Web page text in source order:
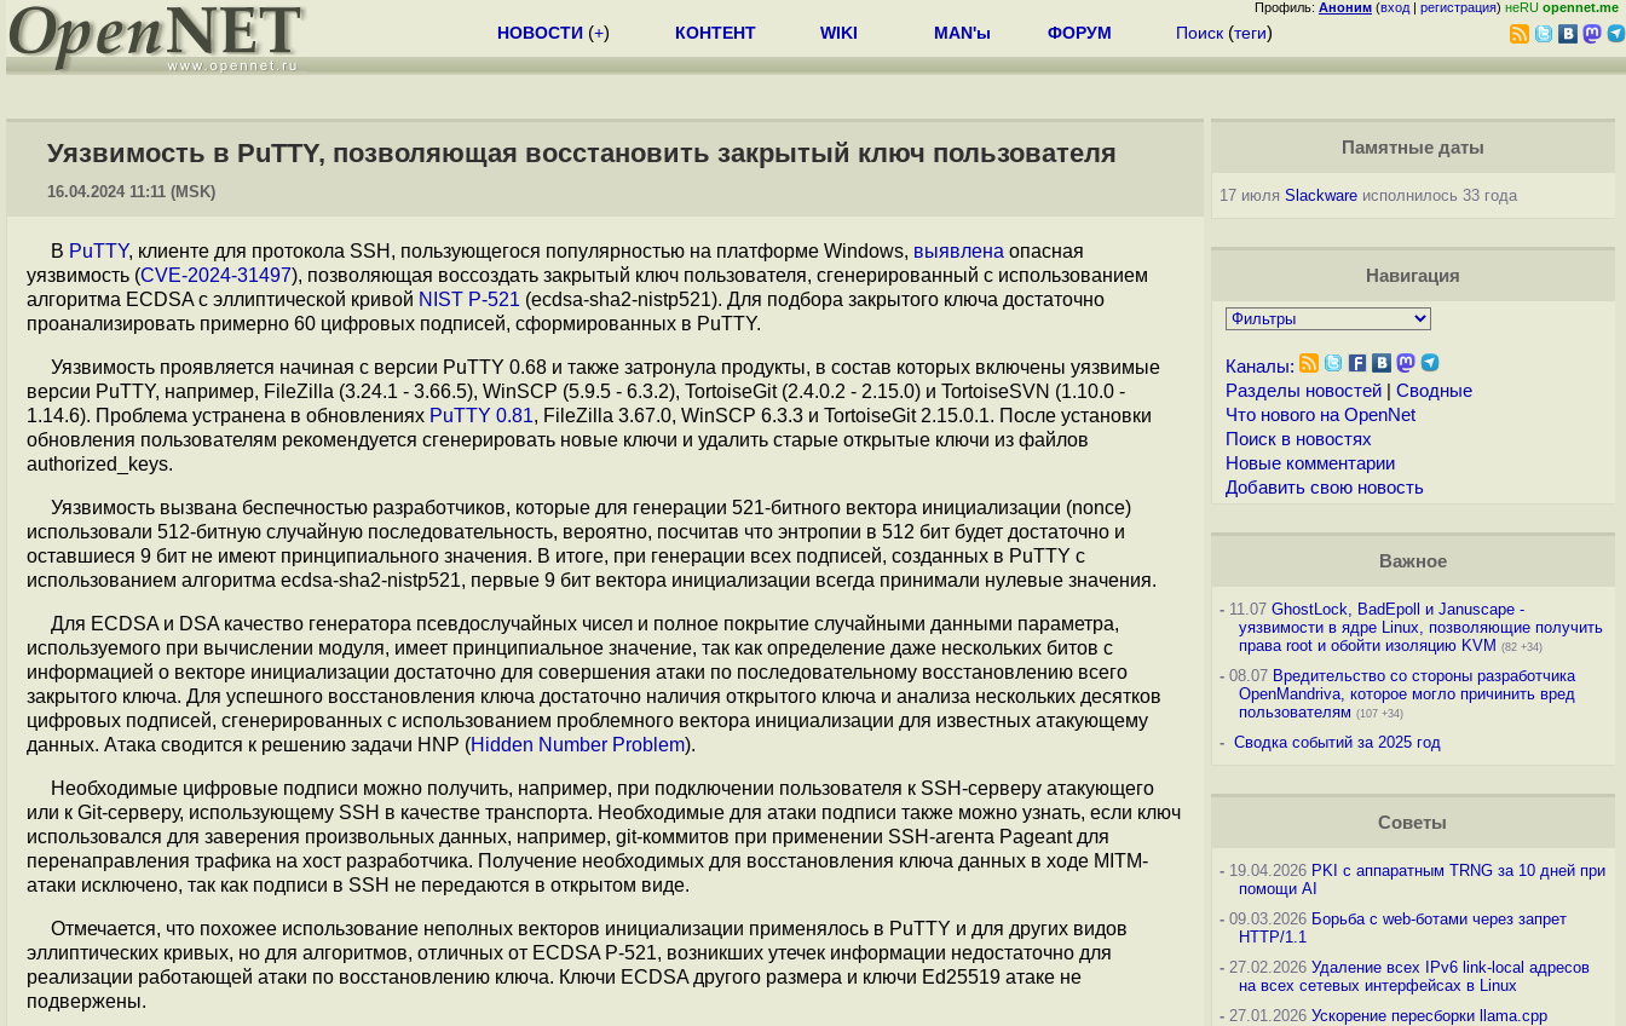
Профиль: Аноним (вход | регистрация) неRU opennet.me
НОВОСТИ (+) КОНТЕНТ WIKI MAN'ы ФОРУМ Поиск (теги)
Уязвимость в PuTTY, позволяющая восстановить закрытый ключ пользователя
16.04.2024 11:11 (MSK)
В PuTTY, клиенте для протокола SSH, пользующегося популярностью на платформе Windows, выявлена опасная
уязвимость (CVE-2024-31497), позволяющая воссоздать закрытый ключ пользователя, сгенерированный с использованием
алгоритма ECDSA с эллиптической кривой NIST P-521 (ecdsa-sha2-nistp521). Для подбора закрытого ключа достаточно
проанализировать примерно 60 цифровых подписей, сформированных в PuTTY.
Уязвимость проявляется начиная с версии PuTTY 0.68 и также затронула продукты, в состав которых включены уязвимые
версии PuTTY, например, FileZilla (3.24.1 - 3.66.5), WinSCP (5.9.5 - 6.3.2), TortoiseGit (2.4.0.2 - 2.15.0) и TortoiseSVN (1.10.0 -
1.14.6). Проблема устранена в обновлениях PuTTY 0.81, FileZilla 3.67.0, WinSCP 6.3.3 и TortoiseGit 2.15.0.1. После установки
обновления пользователям рекомендуется сгенерировать новые ключи и удалить старые открытые ключи из файлов
authorized_keys.
Уязвимость вызвана беспечностью разработчиков, которые для генерации 521-битного вектора инициализации (nonce)
использовали 512-битную случайную последовательность, вероятно, посчитав что энтропии в 512 бит будет достаточно и
оставшиеся 9 бит не имеют принципиального значения. В итоге, при генерации всех подписей, созданных в PuTTY с
использованием алгоритма ecdsa-sha2-nistp521, первые 9 бит вектора инициализации всегда принимали нулевые значения.
Для ECDSA и DSA качество генератора псевдослучайных чисел и полное покрытие случайными данными параметра,
используемого при вычислении модуля, имеет принципиальное значение, так как определение даже нескольких битов с
информацией о векторе инициализации достаточно для совершения атаки по последовательному восстановлению всего
закрытого ключа. Для успешного восстановления ключа достаточно наличия открытого ключа и анализа нескольких десятков
цифровых подписей, сгенерированных с использованием проблемного вектора инициализации для известных атакующему
данных. Атака сводится к решению задачи HNP (Hidden Number Problem).
Необходимые цифровые подписи можно получить, например, при подключении пользователя к SSH-серверу атакующего
или к Git-серверу, использующему SSH в качестве транспорта. Необходимые для атаки подписи также можно узнать, если ключ
использовался для заверения произвольных данных, например, git-коммитов при применении SSH-агента Pageant для
перенаправления трафика на хост разработчика. Получение необходимых для восстановления ключа данных в ходе MITM-
атаки исключено, так как подписи в SSH не передаются в открытом виде.
Отмечается, что похожее использование неполных векторов инициализации применялось в PuTTY и для других видов
эллиптических кривых, но для алгоритмов, отличных от ECDSA P-521, возникших утечек информации недостаточно для
реализации работающей атаки по восстановлению ключа. Ключи ECDSA другого размера и ключи Ed25519 атаке не
подвержены.
Памятные даты
17 июля Slackwareисполнилось 33 года
Навигация
Каналы:
Разделы новостей| Сводные
Что нового на OpenNet
Поиск в новостях
Новые комментарии
Добавить свою новость
Важное
-11.07 GhostLock, BadEpoll и Januscape -
уязвимости в ядре Linux, позволяющие получить
права root и обойти изоляцию KVM (82 +34)
-08.07 Вредительство со стороны разработчика
OpenMandriva, которое могло причинить вред
пользователям (107 +34)
- Сводка событий за 2025 год
Советы
-19.04.2026 PKI с аппаратным TRNG за 10 дней при
помощи AI
-09.03.2026 Борьба с web-ботами через запрет
HTTP/1.1
-27.02.2026 Удаление всех IPv6 link-local адресов
на всех сетевых интерфейсах в Linux
-27.01.2026 Ускорение пересборки llama.cpp